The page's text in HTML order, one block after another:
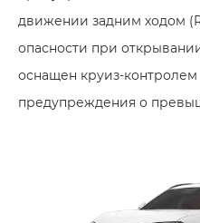
движении задним ходом
опасности при
оснащен круиз-
предупреждения о